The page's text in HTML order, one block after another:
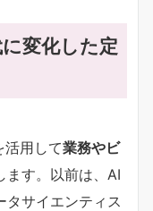
変化した定
活用して業務やビ
ます。以前は、AI
タサイエンティス